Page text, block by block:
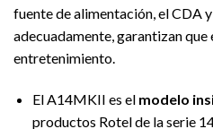
fuente de alimentación, el CDA
adecuadamente, garantizan
entretenimiento.
El A14MKII es el modelo
productos Rotel de la serie